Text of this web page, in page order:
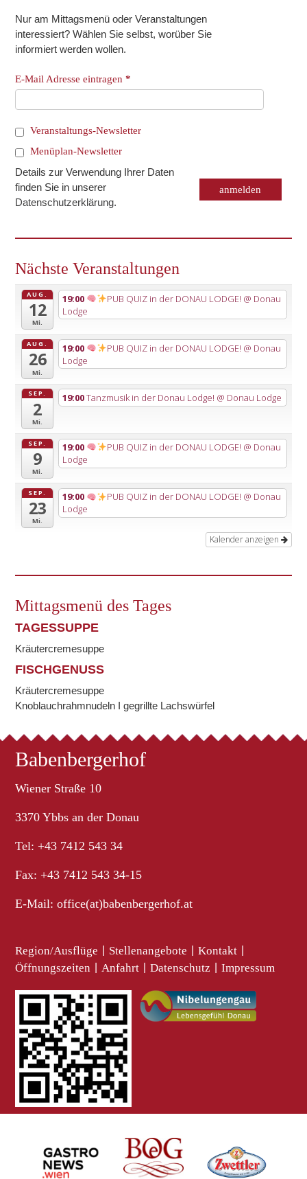
Nur am Mittagsmenü oder Veranstaltungen
interessiert? Wählen Sie selbst, worüber Sie
informiert werden wollen.
E-Mail Adresse eintragen*
Veranstaltungs-Newsletter
Menüplan-Newsletter
Details zur Verwendung Ihrer Daten
finden Sie in unserer
Datenschutzerklärung.
Nächste Veranstaltungen
AUG.
12
Mi.
19:00 PUB QUIZ in der DONAU LODGE! @ Donau
Lodge
AUG.
26
Mi.
19:00 PUB QUIZ in der DONAU LODGE! @ Donau
Lodge
SEP.
2
Mi.
19:00Tanzmusik in der Donau Lodge! @ Donau Lodge
SEP.
9
Mi.
19:00 PUB QUIZ in der DONAU LODGE! @ Donau
Lodge
SEP.
23
Mi.
19:00 PUB QUIZ in der DONAU LODGE! @ Donau
Lodge
Kalender anzeigen
Mittagsmenü des Tages
TAGESSUPPE
Kräutercremesuppe
FISCHGENUSS
Kräutercremesuppe
Knoblauchrahmnudeln I gegrillte Lachswürfel
Babenbergerhof
Wiener Straße 10
3370 Ybbs an der Donau
Tel: +43 7412 543 34
Fax: +43 7412 543 34-15
E-Mail:office(at)babenbergerhof.at
Region/Ausflüge Stellenangebote Kontakt
Öffnungszeiten Anfahrt Datenschutz Impressum